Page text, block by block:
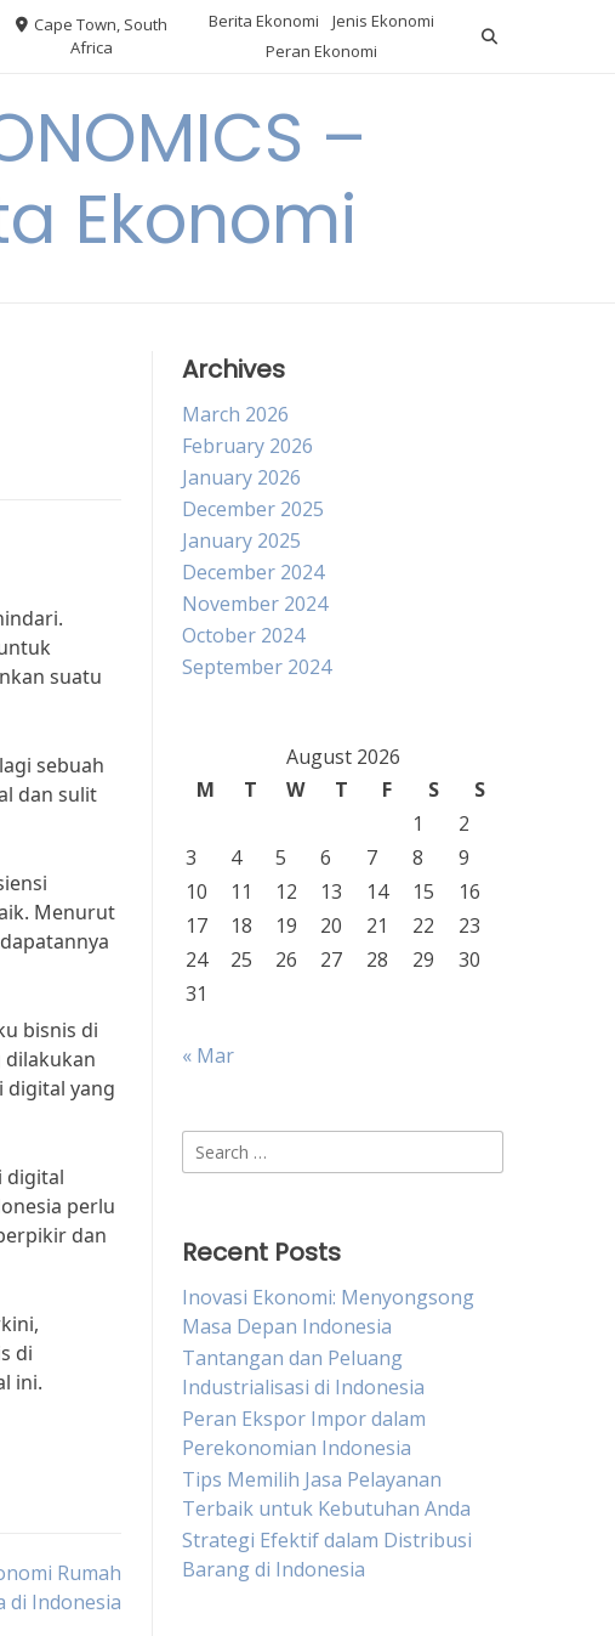
Cape Town, South
Africa
Berita Ekonomi
Jenis Ekonomi
Peran Ekonomi
–
Ekonomi
suatu
sebuah
dan sulit
Menurut
bisnis di
dilakukan
digital yang
digital
perlu
dan
di
ini.
Rumah
di Indonesia
Archives
March 2026
February 2026
January 2026
December 2025
January 2025
December 2024
November 2024
October 2024
September 2024
August 2026
M
T W T F S
S
1
2
3
4 5 6 7 8
9
10
11 12 13 14 15
16
17
18 19 20 21 22
23
24
25 26 27 28 29
30
31
« Mar
Search
for:
Recent Posts
Inovasi Ekonomi: Menyongsong
Masa Depan Indonesia
Tantangan dan Peluang
Industrialisasi di Indonesia
Peran Ekspor Impor dalam
Perekonomian Indonesia
Tips Memilih Jasa Pelayanan
Terbaik untuk Kebutuhan Anda
Strategi Efektif dalam Distribusi
Barang di Indonesia